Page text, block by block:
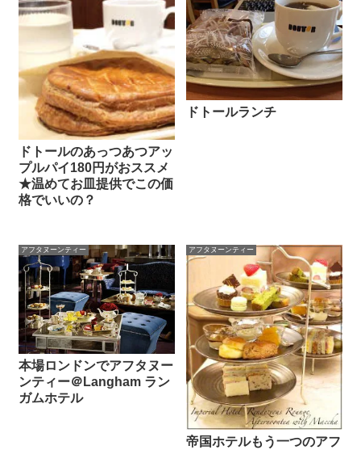
ドトールのあっつあつアッ
プルパイ180円がおススメ
★温めてお皿提供でこの価
格でいいの？
ドトールランチ
アフタヌーンティー
本場ロンドンでアフタヌー
ンティー＠Langham ラン
ガムホテル
アフタヌーンティー
帝国ホテルもう一つのアフ